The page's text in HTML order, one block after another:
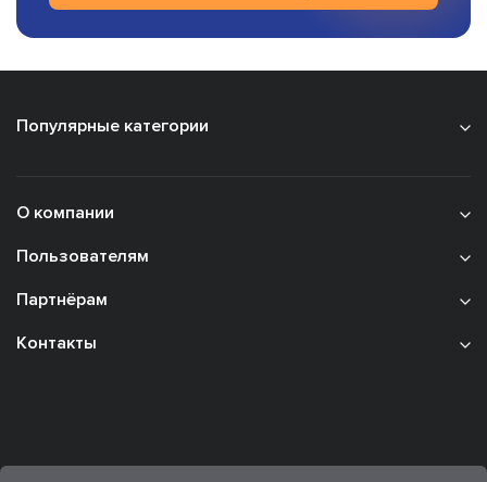
Популярные категории
О компании
Пользователям
Партнёрам
Контакты